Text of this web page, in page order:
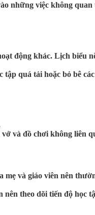
những việc không
động khác. Lịch biểu
quá tải hoặc bỏ bê
và đồ chơi không liên
và giáo viên nên
theo dõi tiến độ học